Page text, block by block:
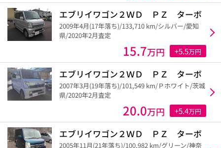
エブリイワゴン２ＷＤ ＰＺ ターボ
2009年4月(17年落ち)/133,710 km/シルバー/愛知
県/2020年2月査定
15.7万円 +5.5万円
エブリイワゴン２ＷＤ ＰＺ ターボ
2007年3月(19年落ち)/101,549 km/Ｐホワイト/茨城
県/2020年2月査定
20.0万円 +5.4万円
エブリイワゴン２ＷＤ ＰＺ ターボ
2005年11月(21年落ち)/100,982 km/グリーン/神奈